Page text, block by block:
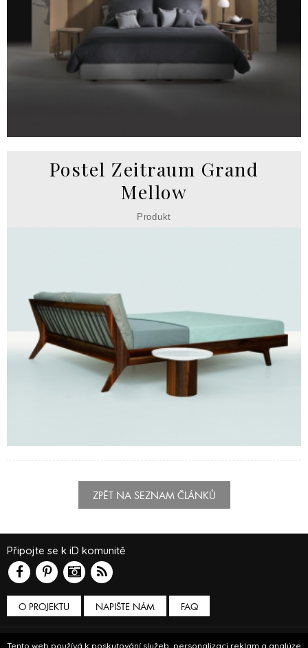
Tento web používá k poskytování služeb, personalizaci reklam a analýze
Postel Zeitraum Grand
Mellow
Produkt
ZPĚT NA SEZNAM ČLÁNKŮ
O PROJEKTU NAPIŠTE NÁM
Připojte se k iD komunitě
FAQ
Podmínky používání